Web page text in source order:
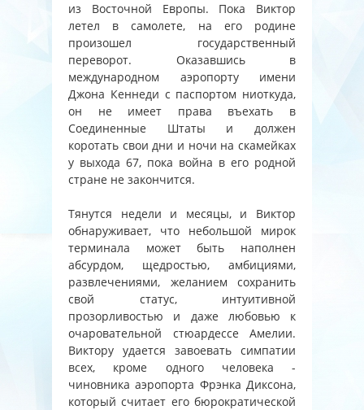
из Восточной Европы. Пока Виктор
летел в самолете, на его родине
произошел государственный
переворот. Оказавшись в
международном аэропорту имени
Джона Кеннеди с паспортом ниоткуда,
он не имеет права въехать в
Соединенные Штаты и должен
коротать свои дни и ночи на скамейках
у выхода 67, пока война в его родной
стране не закончится.
Тянутся недели и месяцы, и Виктор
обнаруживает, что небольшой мирок
терминала может быть наполнен
абсурдом, щедростью, амбициями,
развлечениями, желанием сохранить
свой статус, интуитивной
прозорливостью и даже любовью к
очаровательной стюардессе Амелии.
Виктору удается завоевать симпатии
всех, кроме одного человека -
чиновника аэропорта Фрэнка Диксона,
который считает его бюрократической